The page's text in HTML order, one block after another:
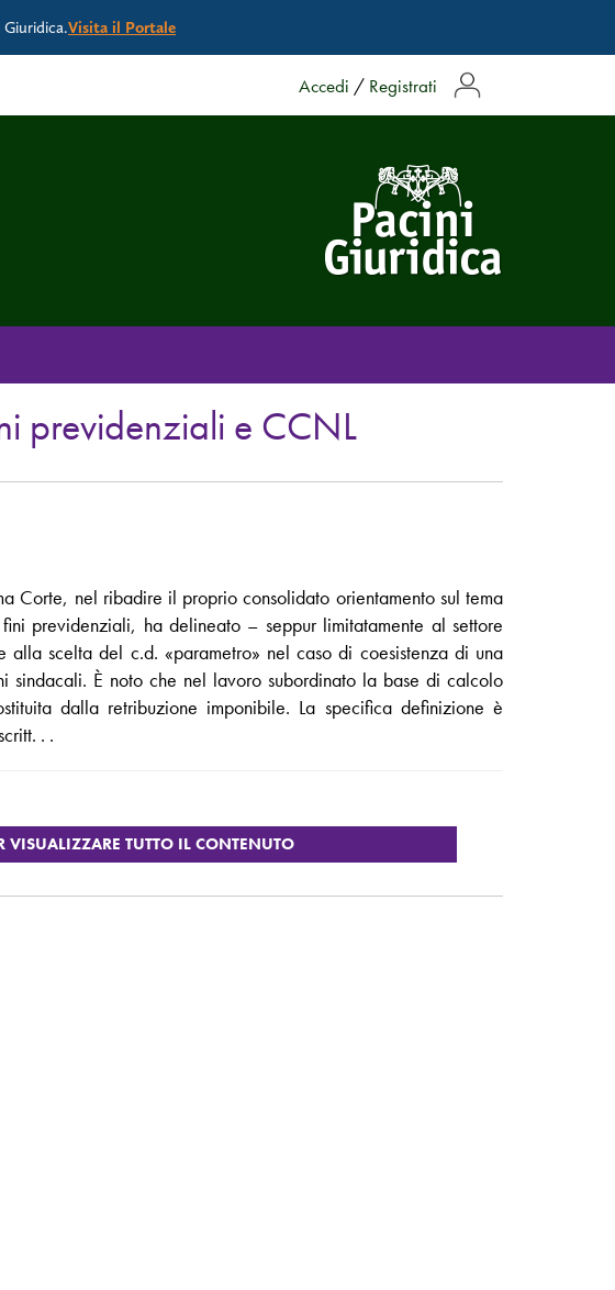
Visita il Portale
Accedi / Registrati
previdenziali e CCNL
Corte, nel ribadire il proprio consolidato orientamento sul tema
previdenziali, ha delineato – seppur limitatamente al settore
scelta del c.d. «parametro» nel caso di coesistenza di una
sindacali. È noto che nel lavoro subordinato la base di calcolo
dalla retribuzione imponibile. La specifica definizione è
. .